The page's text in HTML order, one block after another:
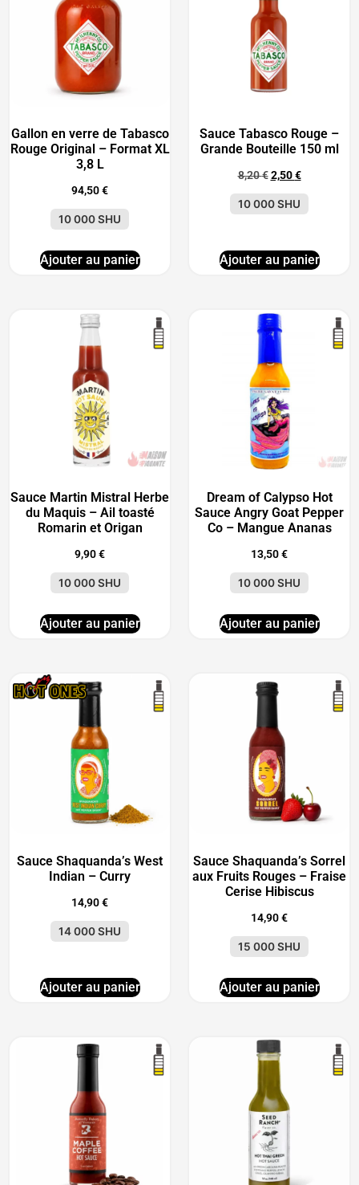
Gallon en verre de Tabasco
Rouge Original – Format XL
3,8 L
94,50€
10 000 SHU
Ajouter au panier
Sauce Tabasco Rouge –
Grande Bouteille 150 ml
8,20€ 2,50€
10 000 SHU
Ajouter au panier
Sauce Martin Mistral Herbe
du Maquis – Ail toasté
Romarin et Origan
9,90€
10 000 SHU
Ajouter au panier
Dream of Calypso Hot
Sauce Angry Goat Pepper
Co – Mangue Ananas
13,50€
10 000 SHU
Ajouter au panier
Sauce Shaquanda’s West
Indian – Curry
14,90€
14 000 SHU
Ajouter au panier
Sauce Shaquanda’s Sorrel
aux Fruits Rouges – Fraise
Cerise Hibiscus
14,90€
15 000 SHU
Ajouter au panier